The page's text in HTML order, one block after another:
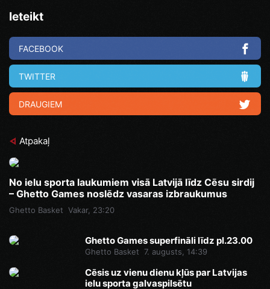
Ieteikt
FACEBOOK
TWITTER
DRAUGIEM
Atpakaļ
No ielu sporta laukumiem visā Latvijā līdz Cēsu sirdij
– Ghetto Games noslēdz vasaras izbraukumus
Ghetto Basket Vakar, 23:20
Ghetto Games superfināli līdz pl.23.00
Ghetto Basket 7. augusts, 14:39
Cēsis uz vienu dienu kļūs par Latvijas
ielu sporta galvaspilsētu